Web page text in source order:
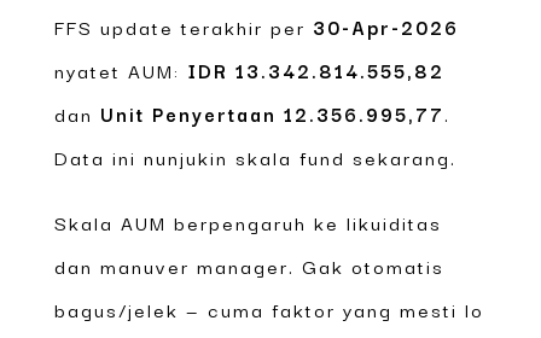
FFS update terakhir per 30-Apr-2026
nyatet AUM: IDR 13.342.814.555,82
dan Unit Penyertaan 12.356.995,77.
Data ini nunjukin skala fund sekarang.
Skala AUM berpengaruh ke likuiditas
dan manuver manager. Gak otomatis
bagus/jelek — cuma faktor yang mesti lo